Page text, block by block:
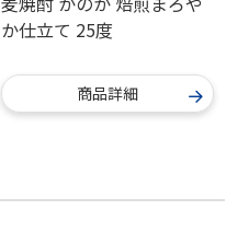
か仕立て 25度
商品詳細